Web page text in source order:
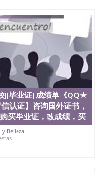
到与时俱进，及时掌握
资格证，学生卡，结
等相关材料）的版本更
外学历文凭的样版，尺
等等，并在时间收集到
求。 我们的优势： 我
较高性价比，通过品
释什么是高性价比。
Q/微
单、教育部认证,录取通
成绩单文凭、改成绩、
、成绩单、文凭、学历
书制作、假制作、办
凭、文凭毕业证、毕业
||毕业证||成绩单《QQ★
认证】咨询国外证书，
买毕业证，改成绩，买
y Belleza